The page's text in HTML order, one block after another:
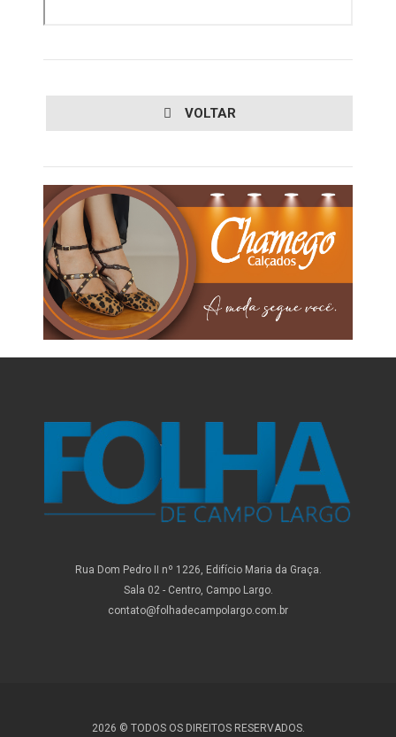
VOLTAR
Rua Dom Pedro II nº 1226, Edifício Maria da Graça.
Sala 02 - Centro, Campo Largo.
contato@folhadecampolargo.com.br
2026 © TODOS OS DIREITOS RESERVADOS.